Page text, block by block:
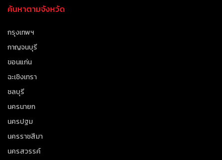
ค้นหาตามจังหวัด
กรุงเทพฯ
กาญจนบุรี
ขอนแก่น
ฉะเชิงเทรา
ชลบุรี
นครนายก
นครปฐม
นครราชสีมา
นครสวรรค์